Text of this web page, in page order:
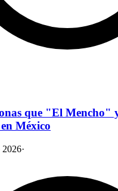
que "El Mencho"
México
2026·